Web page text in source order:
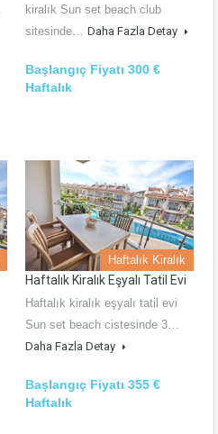
kiralık Sun set beach club
sitesinde… Daha Fazla Detay
Başlangıç Fiyatı 300 €
Haftalık
Haftalık Kiralık
Haftalık Kiralık Eşyalı Tatil Evi
Haftalık kiralık eşyalı tatil evi
Sun set beach cistesinde 3…
Daha Fazla Detay
Başlangıç Fiyatı 355 €
Haftalık